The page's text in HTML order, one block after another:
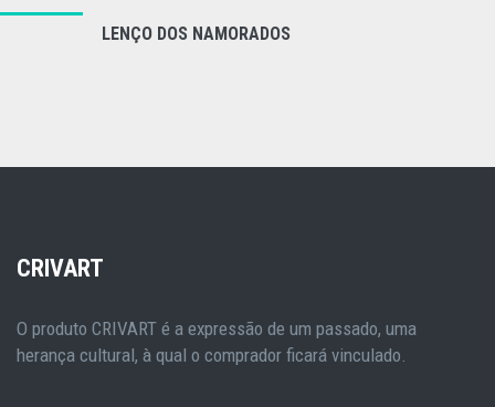
LENÇO DOS NAMORADOS
CRIVART
O produto CRIVART é a expressão de um passado, uma
herança cultural, à qual o comprador ficará vinculado.